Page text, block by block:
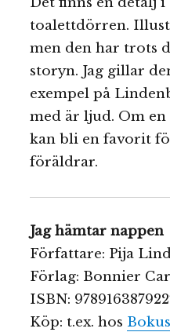
toalettdörren.
men den har trots
storyn. Jag gillar
exempel på
med är ljud. Om
kan bli en favorit
föräldrar.
Jag hämtar nappen
Författare: Pija
Förlag: Bonnier
ISBN:
Köp: t.ex. hos Bokus